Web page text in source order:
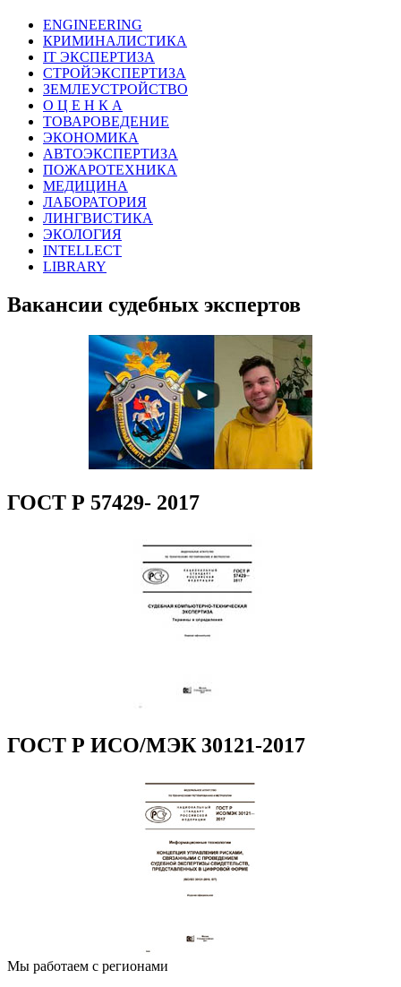
ENGINEERING
КРИМИНАЛИСТИКА
IT ЭКСПЕРТИЗА
СТРОЙЭКСПЕРТИЗА
ЗЕМЛЕУСТРОЙСТВО
О Ц Е Н К А
ТОВАРОВЕДЕНИЕ
ЭКОНОМИКА
АВТОЭКСПЕРТИЗА
ПОЖАРОТЕХНИКА
МЕДИЦИНА
ЛАБОРАТОРИЯ
ЛИНГВИСТИКА
ЭКОЛОГИЯ
INTELLECT
LIBRARY
Вакансии судебных экспертов
ГОСТ Р 57429- 2017
ГОСТ Р ИСО/МЭК 30121-2017
Мы работаем с регионами